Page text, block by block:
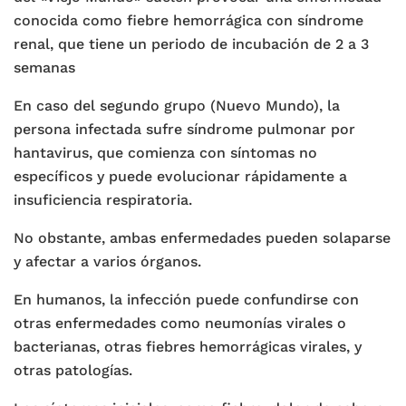
conocida como fiebre hemorrágica con síndrome
renal, que tiene un periodo de incubación de 2 a 3
semanas
En caso del segundo grupo (Nuevo Mundo), la
persona infectada sufre síndrome pulmonar por
hantavirus, que comienza con síntomas no
específicos y puede evolucionar rápidamente a
insuficiencia respiratoria.
No obstante, ambas enfermedades pueden solaparse
y afectar a varios órganos.
En humanos, la infección puede confundirse con
otras enfermedades como neumonías virales o
bacterianas, otras fiebres hemorrágicas virales, y
otras patologías.